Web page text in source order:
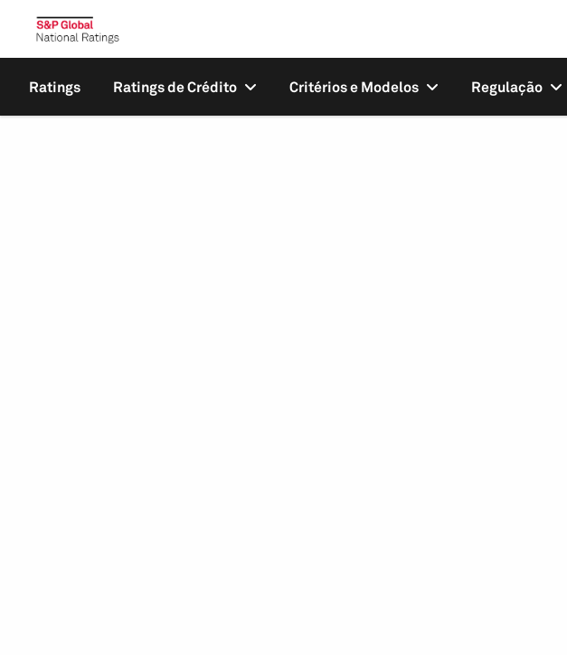
Ratings Ratings de Crédito Critérios e Modelos Regulação